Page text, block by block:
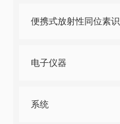
电子仪器
系统